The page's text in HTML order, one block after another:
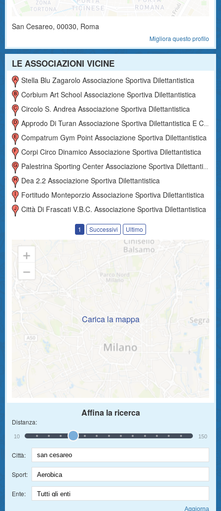
San Cesareo, 00030, Roma
Migliora questo profilo
LE ASSOCIAZIONI VICINE
Stella Blu Zagarolo Associazione Sportiva Dilettantistica
Corbium Art School Associazione Sportiva Dilettantistica
Circolo S. Andrea Associazione Sportiva Dilettantistica
Approdo Di Turan Associazione Sportiva Dilettantistica E Culturale
Compatrum Gym Point Associazione Sportiva Dilettantistica
Corpi Circo Dinamico Associazione Sportiva Dilettantistica
Palestrina Sporting Center Associazione Sportiva Dilettantistica
Dea 2.2 Associazione Sportiva Dilettantistica
Fortitudo Monteporzio Associazione Sportiva Dilettantistica
Città Di Frascati V.b.c. Associazione Sportiva Dilettantistica
1 Successivi Ultimo
Carica la mappa
Affina la ricerca
Distanza:
10 150
Città:
Sport:
Ente: